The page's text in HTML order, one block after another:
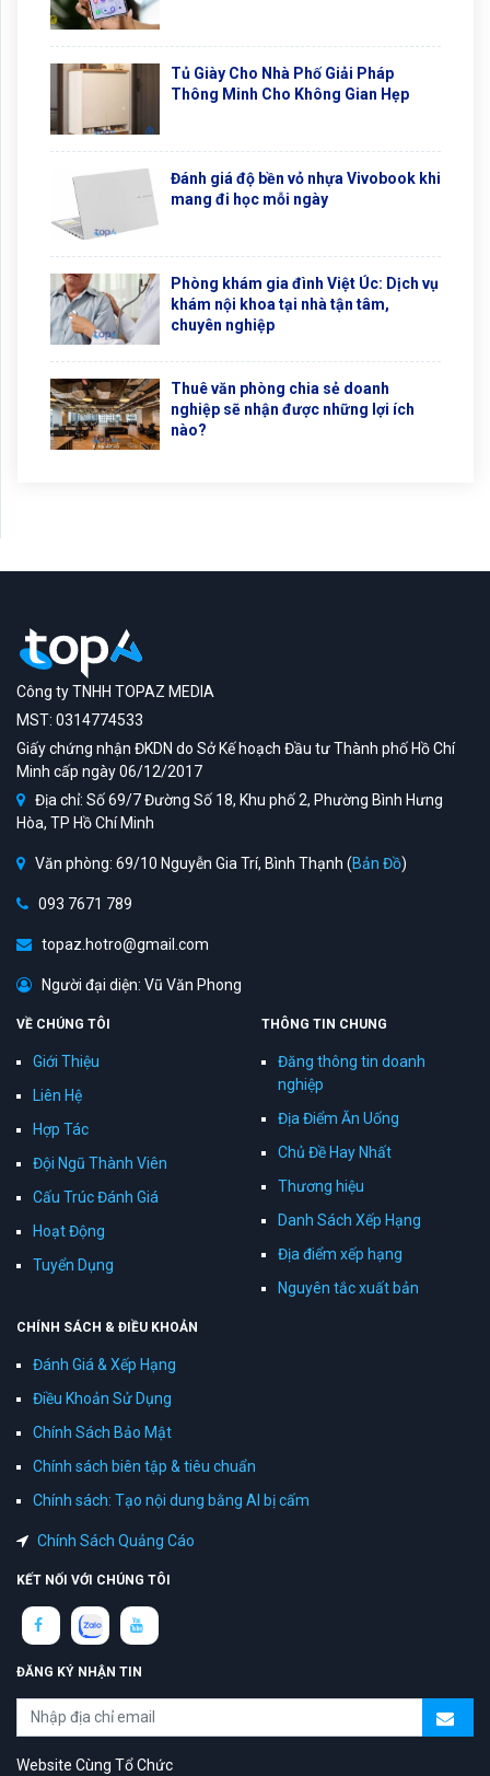
Tủ Giày Cho Nhà Phố Giải Pháp
Thông Minh Cho Không Gian Hẹp
Đánh giá độ bền vỏ nhựa Vivobook khi
mang đi học mỗi ngày
Phòng khám gia đình Việt Úc: Dịch vụ
khám nội khoa tại nhà tận tâm,
chuyên nghiệp
Thuê văn phòng chia sẻ doanh
nghiệp sẽ nhận được những lợi ích
nào?
Công ty TNHH TOPAZ MEDIA
MST: 0314774533
Giấy chứng nhận ĐKDN do Sở Kế hoạch Đầu tư Thành phố Hồ Chí
Minh cấp ngày 06/12/2017
Địa chỉ: Số 69/7 Đường Số 18, Khu phố 2, Phường Bình Hưng
Hòa, TP Hồ Chí Minh
Văn phòng: 69/10 Nguyễn Gia Trí, Bình Thạnh (Bản Đồ)
093 7671 789
topaz.hotro@gmail.com
Người đại diện: Vũ Văn Phong
VỀ CHÚNG TÔI
Giới Thiệu
Liên Hệ
Hợp Tác
Đội Ngũ Thành Viên
Cấu Trúc Đánh Giá
Hoạt Động
Tuyển Dụng
THÔNG TIN CHUNG
Đăng thông tin doanh
nghiệp
Địa Điểm Ăn Uống
Chủ Đề Hay Nhất
Thương hiệu
Danh Sách Xếp Hạng
Địa điểm xếp hạng
Nguyên tắc xuất bản
CHÍNH SÁCH & ĐIỀU KHOẢN
Đánh Giá & Xếp Hạng
Điều Khoản Sử Dụng
Chính Sách Bảo Mật
Chính sách biên tập & tiêu chuẩn
Chính sách: Tạo nội dung bằng AI bị cấm
Chính Sách Quảng Cáo
KẾT NỐI VỚI CHÚNG TÔI
ĐĂNG KÝ NHẬN TIN
Website Cùng Tổ Chức